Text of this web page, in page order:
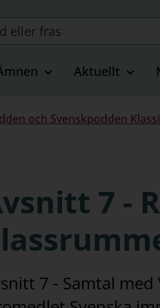
Aktuellt
och Svenskpodden
7 -
7 - Samtal